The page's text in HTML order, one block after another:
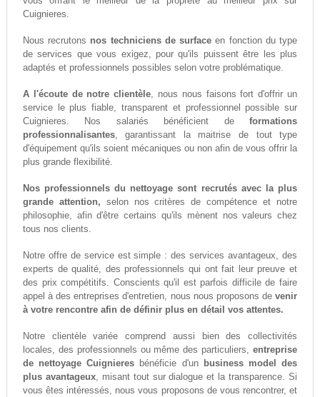
Cuignieres.
Nous recrutons nos techniciens de surface en fonction du type
de services que vous exigez, pour qu'ils puissent être les plus
adaptés et professionnels possibles selon votre problématique.
A l'écoute de notre clientèle, nous nous faisons fort d'offrir un
service le plus fiable, transparent et professionnel possible sur
Cuignieres. Nos salariés bénéficient deformations
professionnalisantes, garantissant la maitrise de tout type
d'équipement qu'ils soient mécaniques ou non afin de vous offrir la
plus grande flexibilité.
Nos professionnels du nettoyage sont recrutés avec la plus
grande attention, selon nos critères de compétence et notre
philosophie, afin d'être certains qu'ils mènent nos valeurs chez
tous nos clients.
Notre offre de service est simple : des services avantageux, des
experts de qualité, des professionnels qui ont fait leur preuve et
des prix compétitifs. Conscients qu'il est parfois difficile de faire
appel à des entreprises d'entretien, nous nous proposons devenir
à votre rencontre afin de définir plus en détail vos attentes.
Notre clientèle variée comprend aussi bien des collectivités
locales, des professionnels ou même des particuliers,entreprise
de nettoyage Cuignieres bénéficie d'un business model des
plus avantageux, misant tout sur dialogue et la transparence. Si
vous êtes intéressés, nous vous proposons de vous rencontrer, et